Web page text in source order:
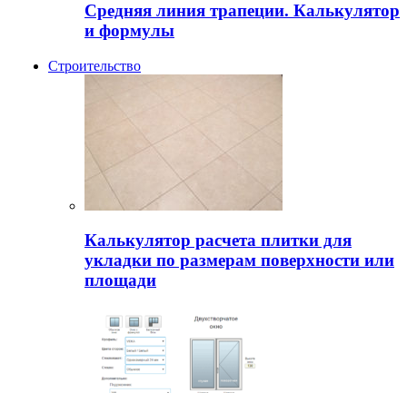
Средняя линия трапеции. Калькулятор
и формулы
Строительство
Калькулятор расчета плитки для
укладки по размерам поверхности или
площади